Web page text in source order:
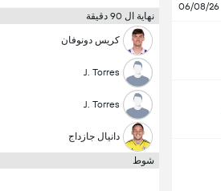
06/08/26
نهاية ال 90 دقيقة
كريس دونوفان
J. Torres
J. Torres
دانيال جازداج
شوط